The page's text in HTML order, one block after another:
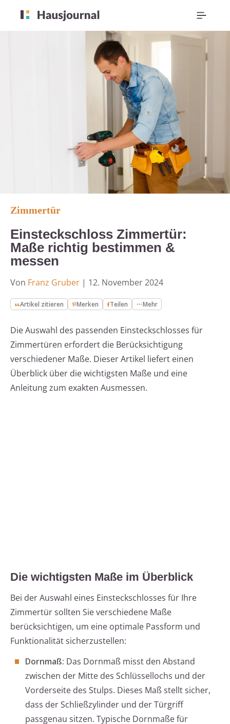
Zimmertür
Einsteckschloss Zimmertür:
Maße richtig bestimmen &
messen
Von Franz Gruber | 12. November 2024
Artikel zitieren Merken Teilen Mehr
Die Auswahl des passenden Einsteckschlosses für
Zimmertüren erfordert die Berücksichtigung
verschiedener Maße. Dieser Artikel liefert einen
Überblick über die wichtigsten Maße und eine
Anleitung zum exakten Ausmessen.
Die wichtigsten Maße im Überblick
Bei der Auswahl eines Einsteckschlosses für Ihre
Zimmertür sollten Sie verschiedene Maße
berücksichtigen, um eine optimale Passform und
Funktionalität sicherzustellen:
Dornmaß: Das Dornmaß misst den Abstand
zwischen der Mitte des Schlüssellochs und der
Vorderseite des Stulps. Dieses Maß stellt sicher,
dass der Schließzylinder und der Türgriff
passgenau sitzen. Typische Dornmaße für